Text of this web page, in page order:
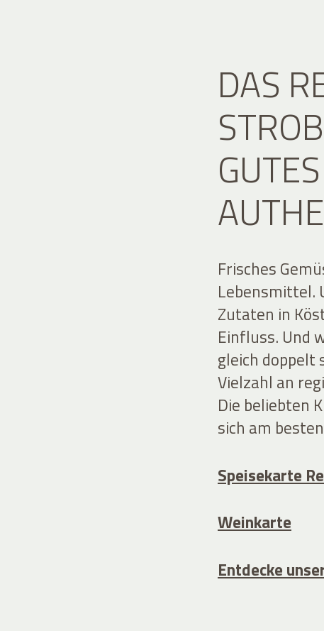
DAS
Frisches
Lebensmittel.
Zutaten in
Einfluss. Und
gleich doppelt
Vielzahl an
Die beliebten
sich am
Speisekarte
Weinkarte
Entdecke